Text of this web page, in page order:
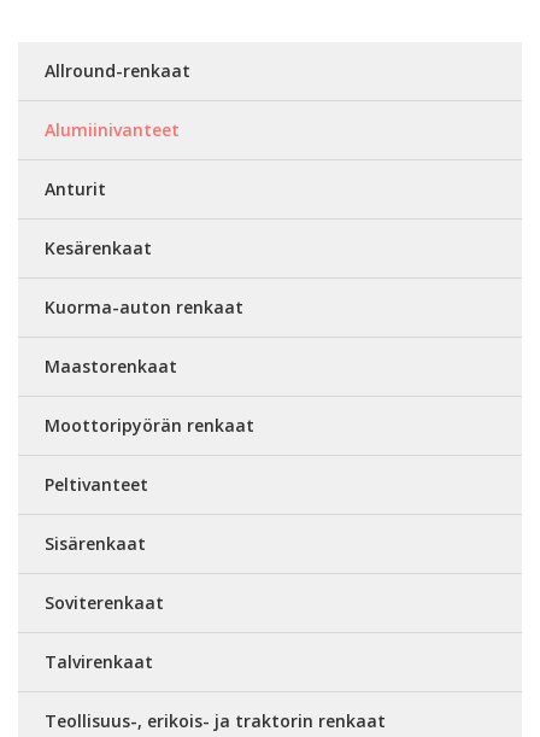
Allround-renkaat
Alumiinivanteet
Anturit
Kesärenkaat
Kuorma-auton renkaat
Maastorenkaat
Moottoripyörän renkaat
Peltivanteet
Sisärenkaat
Soviterenkaat
Talvirenkaat
Teollisuus-, erikois- ja traktorin renkaat